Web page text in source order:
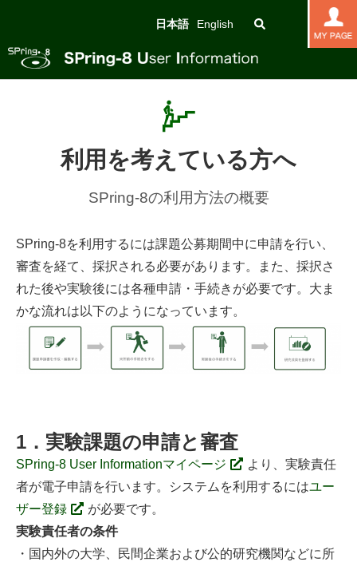
日本語 English
利用を考えている方へ
SPring-8の利用方法の概要
SPring-8を利用するには課題公募期間中に申請を行い、
審査を経て、採択される必要があります。また、採択さ
れた後や実験後には各種申請・手続きが必要です。大ま
かな流れは以下のようになっています。
1．実験課題の申請と審査
SPring-8 User Informationマイページ
より、実験責任
者が電子申請を行います。システムを利用するにはユー
ザー登録
が必要です。
実験責任者の条件
・国内外の大学、民間企業および公的研究機関などに所